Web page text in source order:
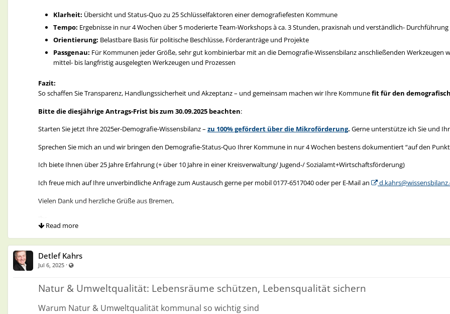
Kompakte Argumentationshilfe (für Führung, Politik oder interne Präsentationen)
„Behörden‑KlarText ist komplett kostenlos, da die Software als Open‑Source-Lösung bereitgestellt wird.“
„Behörden‑KlarText spart Zeit im gesamten Verwaltungsprozess – nicht nur beim Schreiben.“
„Verständliche Kommunikation entlastet Bürgerbüros und Sachbearbeitung.“
„KI wird dort eingesetzt, wo sie sofort Wirkung entfaltet: beim Text.“
„Behörden‑KlarText kann DSGVO‑konform betrieben werden, weil Kommunen die KI‑Modelle und Datenverarbeitung
können.“
Starten Sie jetzt Ihre KlarText‑Initiative – ich unterstütze Sie dabei!
Wenn Sie Behörden‑KlarText in Ihrer Kommune einführen möchten, begleite ich Sie:
mit über25 Jahren Erfahrung
pragmatisch, schnell, administrativ kompatibel
Ich freue mich auf Ihre unverbindliche Anfrage zum Austausch gerne per mobil 0177-6517040 oder per E-Mail
Vielen Dank und herzliche Grüße aus Bremen,
Ihr
Kompakte Argumentationshilfe (für eine Vorlage oder Rede)
„Ehrenamt ist kein Kostenfaktor, sondern eine Investition: Jeder Euro erzeugt mehrfachen sozialen Nutzen.“
„SROI liefert die belastbare Kennzahl, mit der wir Projekte priorisieren, Mittel effizient einsetzen und gegenüber der Öffentlichkeit transparent
„Mit SROI treffen wir bessere Entscheidungen: Wirkung, Risiken und Annahmen sind klar dokumentiert und überprüfbar.“
Klarheit: Übersicht und Status-Quo zu 25 Schlüsselfaktoren einer demografiefesten Kommune
Tempo: Ergebnisse in nur 4 Wochen über 5 moderierte Team-Workshops à ca. 3 Stunden, praxisnah und verständlich-
Orientierung: Belastbare Basis für politische Beschlüsse, Förderanträge und Projekte
Passgenau: Für Kommunen jeder Größe, sehr gut kombinierbar mit an die Demografie-Wissensbilanz anschließenden Werkzeugen
mittel- bis langfristig ausgelegten Werkzeugen und Prozessen
Fazit:
So schaffen Sie Transparenz, Handlungssicherheit und Akzeptanz – und gemeinsam machen wir Ihre Kommunefit für den
Bitte die diesjährige Antrags-Frist bis zum 30.09.2025 beachten:
Starten Sie jetzt Ihre 2025er-Demografie-Wissensbilanz – zu 100% gefördert über die Mikroförderung. Gerne unterstütze ich Sie und
Sprechen Sie mich an und wir bringen den Demografie-Status-Quo Ihrer Kommune in nur 4 Wochen bestens dokumentiert “auf den
Ich biete Ihnen über 25 Jahre Erfahrung (+ über 10 Jahre in einer Kreisverwaltung/ Jugend-/ Sozialamt+Wirtschaftsförderung)
Ich freue mich auf Ihre unverbindliche Anfrage zum Austausch gerne per mobil 0177-6517040 oder per E-Mail an
Vielen Dank und herzliche Grüße aus Bremen,
Ihr
*Die von mir entwickelteDemografie-Wissensbilanz basiert auf derwissenschaftlich anerkannten Methodik der Wissensbilanz
Read more
Detlef Kahrs
Jul 6, 2025 ·
Natur & Umweltqualität: Lebensräume schützen, Lebensqualität sichern
Warum Natur & Umweltqualität kommunal so wichtig sind